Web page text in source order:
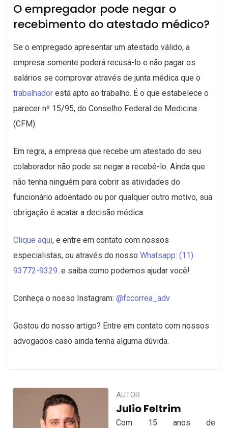
O empregador pode negar o
recebimento do atestado médico?
Se o empregado apresentar um atestado válido, a
empresa somente poderá recusá-lo e não pagar os
salários se comprovar através de junta médica que o
trabalhador está apto ao trabalho. É o que estabelece o
parecer nº 15/95, do Conselho Federal de Medicina
(CFM).
Em regra, a empresa que recebe um atestado do seu
colaborador não pode se negar a recebê-lo. Ainda que
não tenha ninguém para cobrir as atividades do
funcionário adoentado ou por qualquer outro motivo, sua
obrigação é acatar a decisão médica.
Clique aqui, e entre em contato com nossos
especialistas, ou através do nosso Whatsapp: (11)
93772-9329. e saiba como podemos ajudar você!
Conheça o nosso Instagram: @fccorrea_adv
Gostou do nosso artigo? Entre em contato com nossos
advogados caso ainda tenha alguma dúvida.
AUTOR
Julio Feltrim
Com 15 anos de